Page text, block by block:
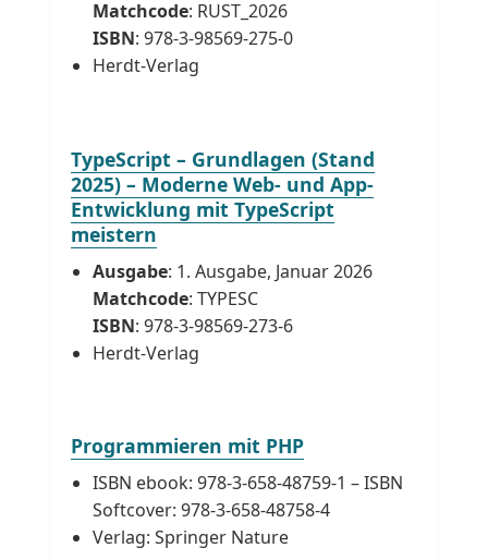
Matchcode: RUST_2026
ISBN: 978-3-98569-275-0
Herdt-Verlag
TypeScript – Grundlagen (Stand
2025) – Moderne Web- und App-
Entwicklung mit TypeScript
meistern
Ausgabe: 1. Ausgabe, Januar 2026
Matchcode: TYPESC
ISBN: 978-3-98569-273-6
Herdt-Verlag
Programmieren mit PHP
ISBN ebook: 978-3-658-48759-1 – ISBN
Softcover: 978-3-658-48758-4
Verlag: Springer Nature